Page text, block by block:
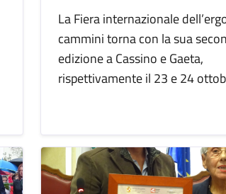
La Fiera internazionale
cammini torna con la sua
edizione a Cassino e Gaeta,
rispettivamente il 23 e 24